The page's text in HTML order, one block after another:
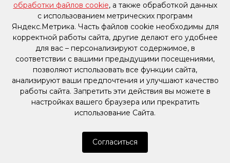
обработки файлов cookie, а также обработкой данных
с использованием метрических программ
Яндекс.Метрика. Часть файлов cookie необходимы для
корректной работы сайта, другие делают его удобнее
для вас – персонализируют содержимое, в
соответствии с вашими предыдущими посещениями,
позволяют использовать все функции сайта,
анализируют ваши предпочтения и улучшают качество
работы сайта. Запретить эти действия вы можете в
настройках вашего браузера или прекратить
использование Сайта.
Согласиться